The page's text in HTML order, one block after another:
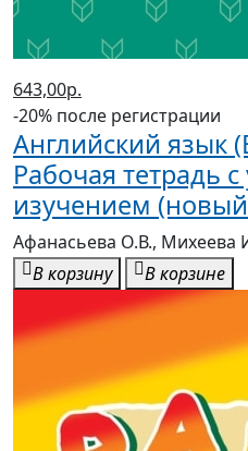
643,00р.
-20% после регистрации
Английский язык
Рабочая тетрадь
изучением
Афанасьева О.В., Михеева
В корзину
В корзине